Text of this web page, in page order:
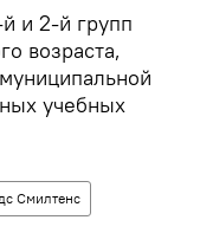
и 2-й групп
возраста,
учебных
Смилтенс